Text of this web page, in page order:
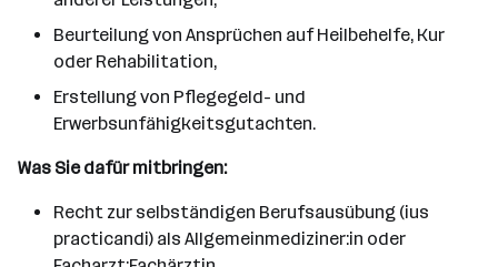
Beurteilung von Ansprüchen auf Heilbehelfe, Kur
oder Rehabilitation,
Erstellung von Pflegegeld- und
Erwerbsunfähigkeitsgutachten.
Was Sie dafür mitbringen:
Recht zur selbständigen Berufsausübung (ius
practicandi) als Allgemeinmediziner:in oder